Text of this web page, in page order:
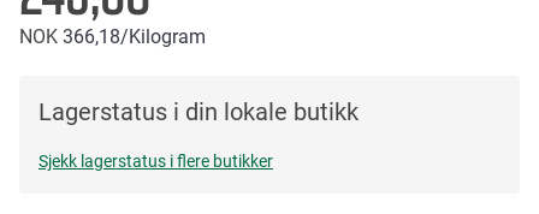
NOK 366 18/Kilogram
Lagerstatus i din lokale butikk
Sjekk lagerstatus i flere butikker
gallery